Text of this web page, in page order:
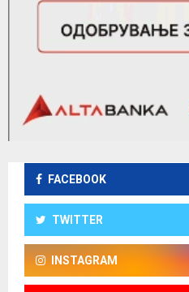
FACEBOOK
TWITTER
INSTAGRAM